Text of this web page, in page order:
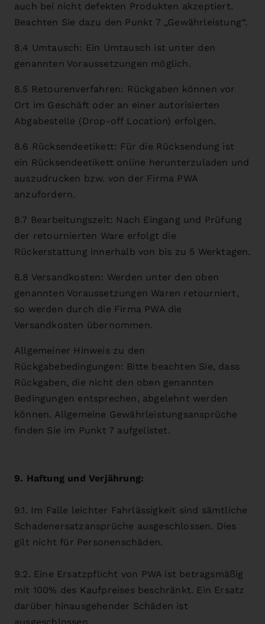
auch bei nicht defekten Produkten akzeptiert.
Beachten Sie dazu den Punkt 7 „Gewährleistung“.
8.4 Umtausch: Ein Umtausch ist unter den
genannten Voraussetzungen möglich.
8.5 Retourenverfahren: Rückgaben können vor
Ort im Geschäft oder an einer autorisierten
Abgabestelle (Drop-off Location) erfolgen.
8.6 Rücksendeetikett: Für die Rücksendung ist
ein Rücksendeetikett online herunterzuladen und
auszudrucken bzw. von der Firma PWA
anzufordern.
8.7 Bearbeitungszeit: Nach Eingang und Prüfung
der retournierten Ware erfolgt die
Rückerstattung innerhalb von bis zu 5 Werktagen.
8.8 Versandkosten: Werden unter den oben
genannten Voraussetzungen Waren retourniert,
so werden durch die Firma PWA die
Versandkosten übernommen.
Allgemeiner Hinweis zu den
Rückgabebedingungen: Bitte beachten Sie, dass
Rückgaben, die nicht den oben genannten
Bedingungen entsprechen, abgelehnt werden
können. Allgemeine Gewährleistungsansprüche
finden Sie im Punkt 7 aufgelistet.
9. Haftung und Verjährung:
9.1. Im Falle leichter Fahrlässigkeit sind sämtliche
Schadenersatzansprüche ausgeschlossen. Dies
gilt nicht für Personenschäden.
9.2. Eine Ersatzpflicht von PWA ist betragsmäßig
mit 100% des Kaufpreises beschränkt. Ein Ersatz
darüber hinausgehender Schäden ist